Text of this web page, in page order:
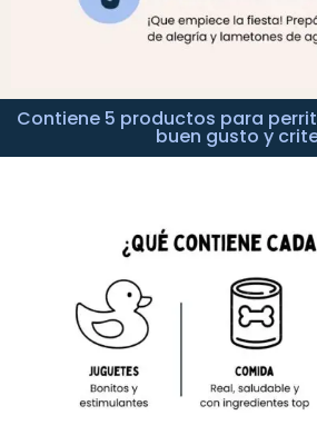
Contiene 5 productos para
buen gusto y